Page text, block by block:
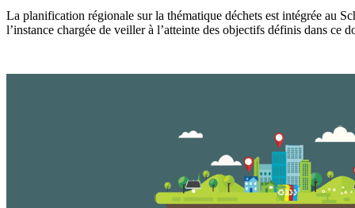
La planification régionale sur la thématique déchets est intégrée au
l’instance chargée de veiller à l’atteinte des objectifs définis dans ce